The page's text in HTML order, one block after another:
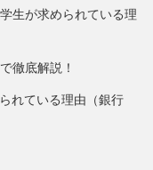
生が求められている理
徹底解説！
れている理由（銀行